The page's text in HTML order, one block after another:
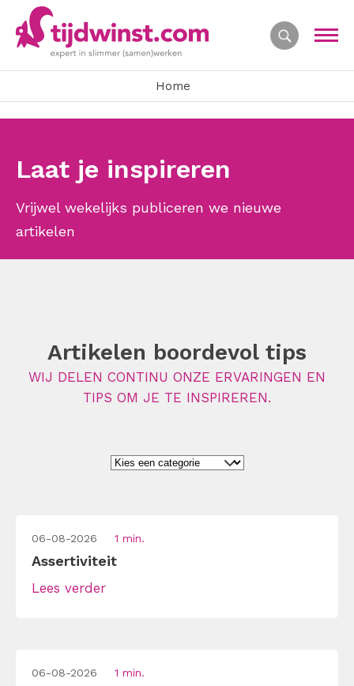
Home
Laat je inspireren
Vrijwel wekelijks publiceren we nieuwe
artikelen
Artikelen boordevol tips
WIJ DELEN CONTINU ONZE ERVARINGEN EN
TIPS OM JE TE INSPIREREN.
06-08-2026 1 min.
Assertiviteit
Lees verder
06-08-2026 1 min.